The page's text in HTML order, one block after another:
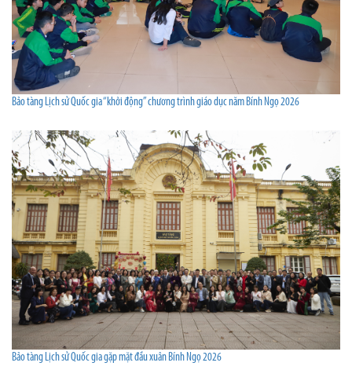
Bảo tàng Lịch sử Quốc gia “khởi động” chương trình giáo dục năm Bính Ngọ 2026
Bảo tàng Lịch sử Quốc gia gặp mặt đầu xuân Bính Ngọ 2026